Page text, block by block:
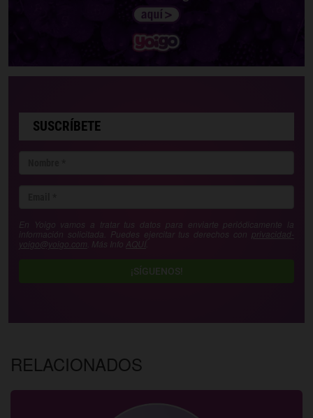
SUSCRÍBETE
En Yoigo vamos a tratar tus datos para enviarte periódicamente la
información solicitada. Puedes ejercitar tus derechos con privacidad-
yoigo@yoigo.com . Más Info AQUÍ
¡SÍGUENOS!
RELACIONADOS